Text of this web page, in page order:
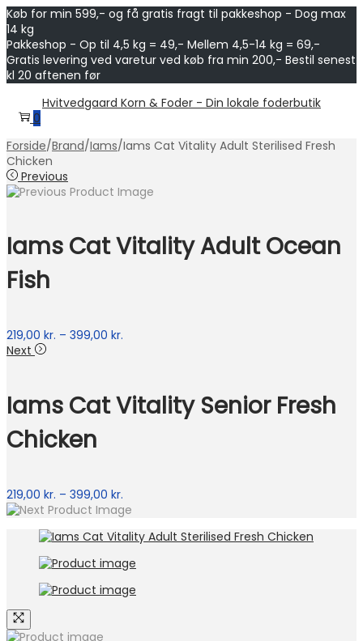
Køb for min 599,- og få gratis fragt til pakkeshop - Dog max
14 kg
Pakkeshop - Op til 4,5 kg = 49,- Mellem 4,5-14 kg = 69,-
Gratis levering ved varetur ved køb fra min 200,- Bestil senest
kl 20 aftenen før
to
to
Hvitvedgaard Korn & Foder - Din lokale foderbutik
0
Forside/Brand/Iams/Iams Cat Vitality Adult Sterilised Fresh
Chicken
Previous
Iams Cat Vitality Adult Ocean
Fish
219,00 kr. – 399,00 kr.
Next
Iams Cat Vitality Senior Fresh
Chicken
219,00 kr. – 399,00 kr.
219,00 kr.
399,00 kr.